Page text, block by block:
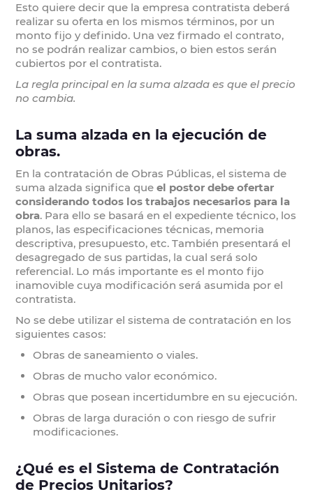
Esto quiere decir que la empresa contratista deberá
realizar su oferta en los mismos términos, por un
monto fijo y definido. Una vez firmado el contrato,
no se podrán realizar cambios, o bien estos serán
cubiertos por el contratista.
La regla principal en la suma alzada es que el precio
no cambia.
La suma alzada en la ejecución de
obras.
En la contratación de Obras Públicas, el sistema de
suma alzada significa queel postor debe ofertar
considerando todos los trabajos necesarios para la
obra. Para ello se basará en el expediente técnico, los
planos, las especificaciones técnicas, memoria
descriptiva, presupuesto, etc. También presentará el
desagregado de sus partidas, la cual será solo
referencial. Lo más importante es el monto fijo
inamovible cuya modificación será asumida por el
contratista.
No se debe utilizar el sistema de contratación en los
siguientes casos:
Obras de saneamiento o viales.
Obras de mucho valor económico.
Obras que posean incertidumbre en su ejecución.
Obras de larga duración o con riesgo de sufrir
modificaciones.
¿Qué es el Sistema de Contratación
de Precios Unitarios?